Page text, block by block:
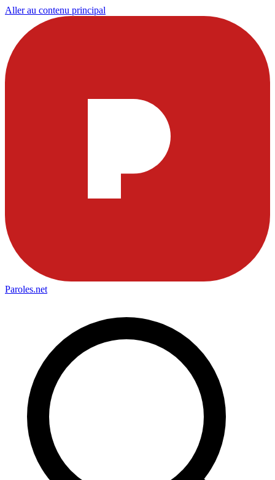
Aller au contenu principal
Paroles.net